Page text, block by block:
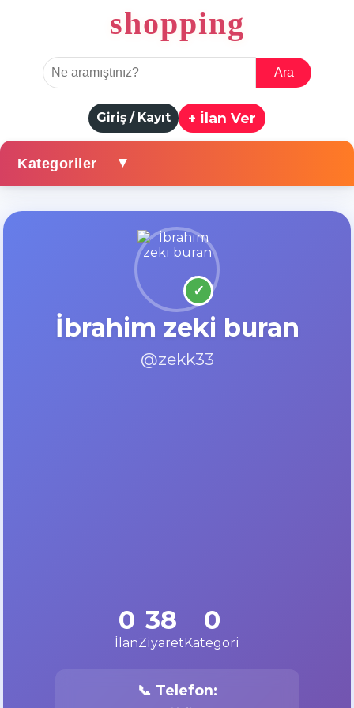
shopping
Ara
Giriş / Kayıt + İlan Ver
Kategoriler ▼
✓
İbrahim zeki buran
@zekk33
0
İlan
38
Ziyaret
0
Kategori
📞 Telefon: